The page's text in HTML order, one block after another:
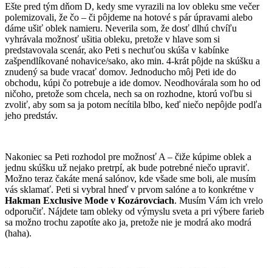
Ešte pred tým dňom D, kedy sme vyrazili na lov obleku sme večer
polemizovali, že čo – či pôjdeme na hotové s pár úpravami alebo
dáme ušiť oblek namieru. Neverila som, že dosť dlhú chvíľu
vyhrávala možnosť ušitia obleku, pretože v hlave som si
predstavovala scenár, ako Peti s nechuťou skúša v kabínke
zašpendlíkované nohavice/sako, ako min. 4-krát pôjde na skúšku a
znudený sa bude vracať domov. Jednoducho môj Peti ide do
obchodu, kúpi čo potrebuje a ide domov. Neodhovárala som ho od
ničoho, pretože som chcela, nech sa on rozhodne, ktorú voľbu si
zvoliť, aby som sa ja potom necítila blbo, keď niečo nepôjde podľa
jeho predstáv.
Nakoniec sa Peti rozhodol pre možnosť A – čiže kúpime oblek a
jednu skúšku už nejako pretrpí, ak bude potrebné niečo upraviť.
Možno teraz čakáte mená salónov, kde všade sme boli, ale musím
vás sklamať. Peti si vybral hneď v prvom salóne a to konkrétne v
Hakman Exclusive Mode v Kozárovciach. Musím Vám ich vrelo
odporučiť. Nájdete tam obleky od výmyslu sveta a pri výbere farieb
sa možno trochu zapotíte ako ja, pretože nie je modrá ako modrá
(haha).